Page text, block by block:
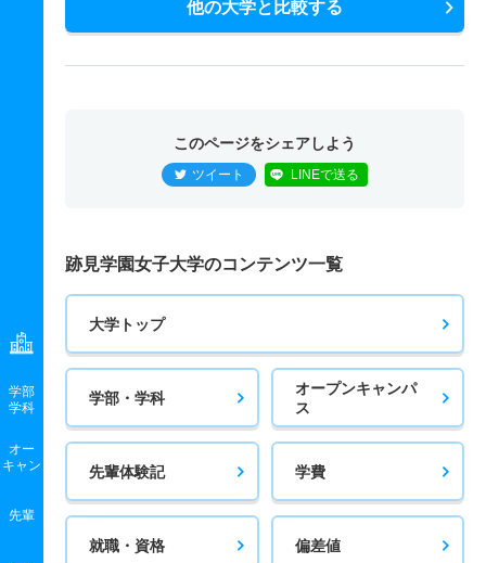
学部
学科
オー
キャン
先輩
他の大学と比較する
このページをシェアしよう
ツイート LINEで送る
跡見学園女子大学のコンテンツ一覧
大学トップ
学部・学科
オープンキャンパ
ス
先輩体験記 学費
就職・資格 偏差値